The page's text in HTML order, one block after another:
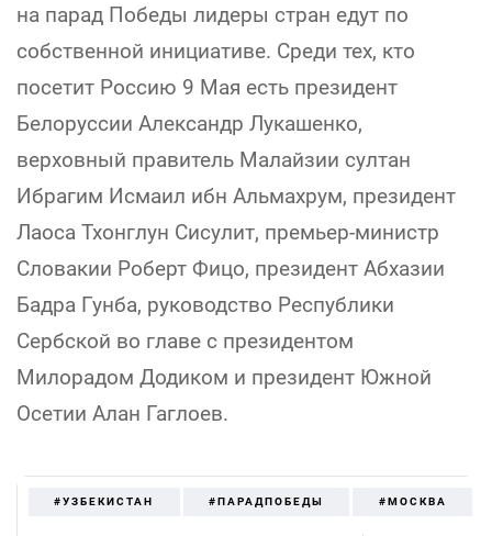
на парад Победы лидеры стран едут по
собственной инициативе. Среди тех, кто
посетит Россию 9 Мая есть президент
Белоруссии Александр Лукашенко,
верховный правитель Малайзии султан
Ибрагим Исмаил ибн Альмахрум, президент
Лаоса Тхонглун Сисулит, премьер-министр
Словакии Роберт Фицо, президент Абхазии
Бадра Гунба, руководство Республики
Сербской во главе с президентом
Милорадом Додиком и президент Южной
Осетии Алан Гаглоев.
#УЗБЕКИСТАН #ПАРАДПОБЕДЫ #МОСКВА